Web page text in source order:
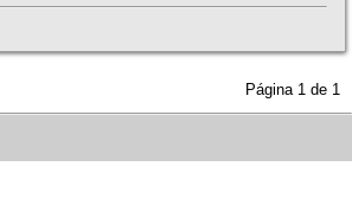
Página 1 de 1